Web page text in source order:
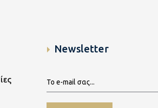
Newsletter